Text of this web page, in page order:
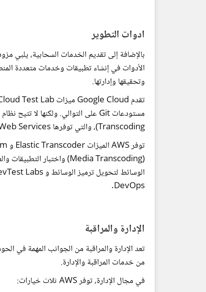
ادوات التطوير
بالإضافة إلى تقديم الخدمات السحابية، يلبي
الأدوات في إنشاء تطبيقات وخدمات متعددة
وتحقيقها وإدارتها.
Transcoding)، والتي توفرها Amazon Web Services و Microsoft Azure.
(
Media Transcoding
DevOps.
الإدارة والمراقبة
تعد الإدارة والمراقبة من الجوانب المهمة في
من خدمات المراقبة والإدارة.
في مجال الإدارة، توفر AWS ثلاث خيارات: